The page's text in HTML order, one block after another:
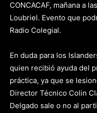
CONCACAF, mañana a
Loubriel. Evento que
Radio Colegial.
En duda para los
quien recibió ayuda del
práctica, ya que se
Director Técnico Colin
Delgado sale o no al